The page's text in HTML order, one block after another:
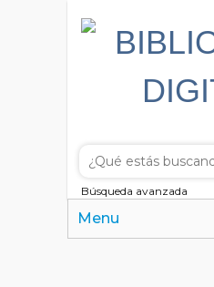
Búsqueda avanzada
Menu